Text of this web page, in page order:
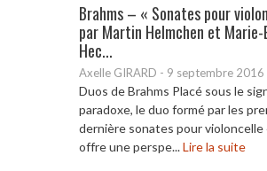
Brahms – « Sonates pour
par Martin Helmchen et Marie-
Hec...
Axelle GIRARD - 9 septembre 2016
Duos de Brahms Placé sous le
paradoxe, le duo formé par les
dernière sonates pour violoncelle
offre une perspe...Lire la suite